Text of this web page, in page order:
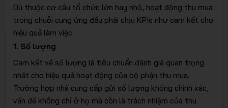
Dù thuộc cơ cấu tổ chức lớn hay nhỏ, hoạt động thu mua
trong chuỗi cung ứng đều phải chịu KPIs như cam kết cho
hiệu quả làm việc:
1. Số lượng
Cam kết về số lượng là tiêu chuẩn đánh giá quan trọng
nhất cho hiệu quả hoạt động của bộ phận thu mua.
Trường hợp nhà cung cấp gửi số lượng không chính xác,
vấn đề không chỉ ở họ mà còn là trách nhiệm của thu